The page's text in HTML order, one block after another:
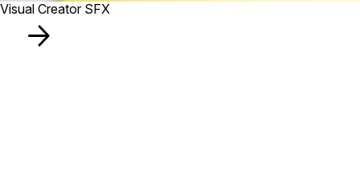
Visual Creator SFX